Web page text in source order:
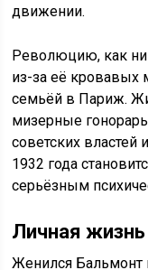
движении.
Революцию, как ни
из-за её кровавых
семьёй в Париж.
мизерные
советских
1932 года
серьёзным
Личная жизнь
Женился Бальмонт